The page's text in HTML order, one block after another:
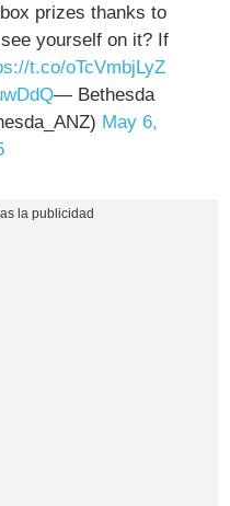
prizes thanks to
yourself on it? If
t.co/oTcVmbjLyZ
— Bethesda
May 6,